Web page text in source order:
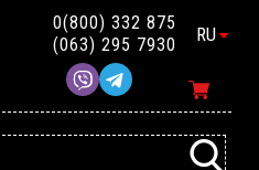
0(800) 332 875
(063) 295 7930
RU